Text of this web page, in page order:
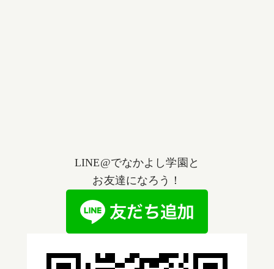
LINE@でなかよし学園と
お友達になろう！